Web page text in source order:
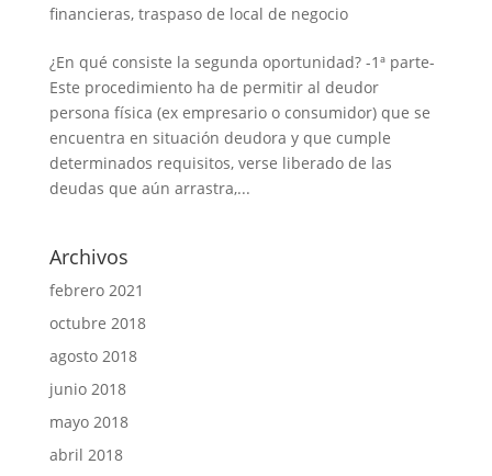
financieras, traspaso de local de negocio
¿En qué consiste la segunda oportunidad? -1ª parte-
Este procedimiento ha de permitir al deudor
persona física (ex empresario o consumidor) que se
encuentra en situación deudora y que cumple
determinados requisitos, verse liberado de las
deudas que aún arrastra,...
Archivos
febrero 2021
octubre 2018
agosto 2018
junio 2018
mayo 2018
abril 2018